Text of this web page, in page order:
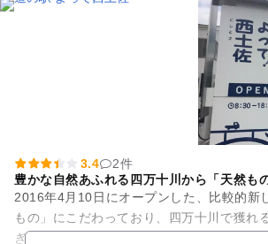
3.4
2件
豊かな自然あふれる四万十川から「天然も
2016年4月10日にオープンした、比較的新
もの」にこだわっており、四万十川で獲れ
ぎ、ツガニなどを販売しています。 トラッ